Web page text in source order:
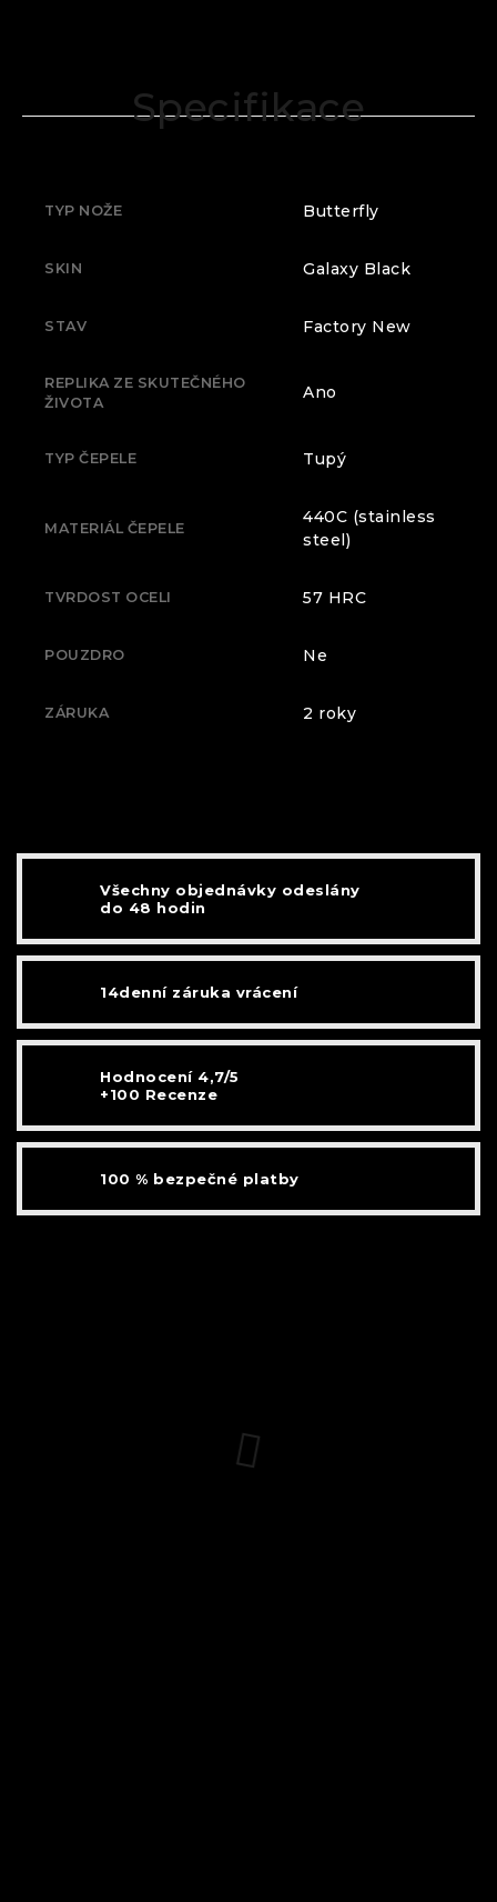
Specifikace
TYP NOŽE Butterfly
SKIN Galaxy Black
STAV Factory New
REPLIKA ZE SKUTEČNÉHO
ŽIVOTA
Ano
TYP ČEPELE Tupý
MATERIÁL ČEPELE
440C (stainless
steel)
TVRDOST OCELI 57 HRC
POUZDRO Ne
ZÁRUKA 2 roky
Všechny objednávky odeslány
do 48 hodin
14denní záruka vrácení
Hodnocení 4,7/5
+100 Recenze
100 % bezpečné platby